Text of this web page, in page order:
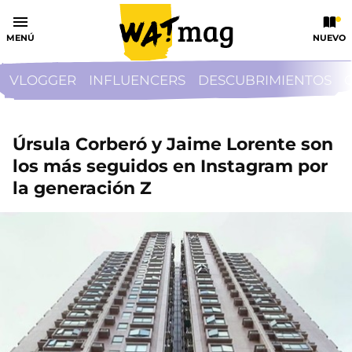
MENÚ NUEVO
VLOGGER INFLUENCERS DESCUBRIMIENTOS
Úrsula Corberó y Jaime Lorente son
los más seguidos en Instagram por
la generación Z